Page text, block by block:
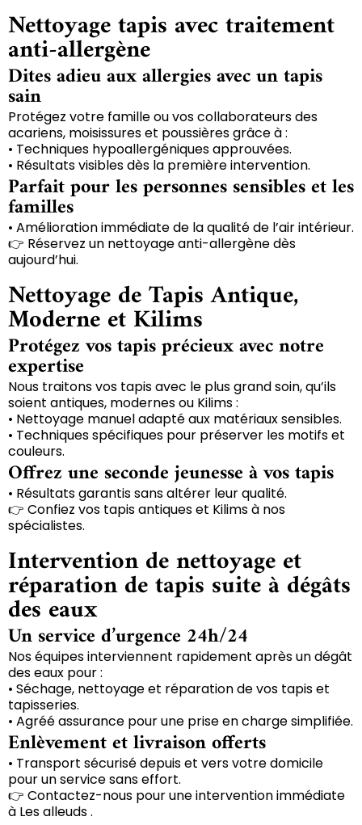
Nettoyage tapis avec traitement
anti-allergène
Dites adieu aux allergies avec un tapis
sain
Protégez votre famille ou vos collaborateurs des
acariens, moisissures et poussières grâce à :
• Techniques hypoallergéniques approuvées.
• Résultats visibles dès la première intervention.
Parfait pour les personnes sensibles et les
familles
• Amélioration immédiate de la qualité de l’air intérieur.
👉 Réservez un nettoyage anti-allergène dès
aujourd’hui.
Nettoyage de Tapis Antique,
Moderne et Kilims
Protégez vos tapis précieux avec notre
expertise
Nous traitons vos tapis avec le plus grand soin, qu’ils
soient antiques, modernes ou Kilims :
• Nettoyage manuel adapté aux matériaux sensibles.
• Techniques spécifiques pour préserver les motifs et
couleurs.
Offrez une seconde jeunesse à vos tapis
• Résultats garantis sans altérer leur qualité.
👉 Confiez vos tapis antiques et Kilims à nos
spécialistes.
Intervention de nettoyage et
réparation de tapis suite à dégâts
des eaux
Un service d’urgence 24h/24
Nos équipes interviennent rapidement après un dégât
des eaux pour :
• Séchage, nettoyage et réparation de vos tapis et
tapisseries.
• Agréé assurance pour une prise en charge simplifiée.
Enlèvement et livraison offerts
• Transport sécurisé depuis et vers votre domicile
pour un service sans effort.
👉 Contactez-nous pour une intervention immédiate
à Les alleuds .